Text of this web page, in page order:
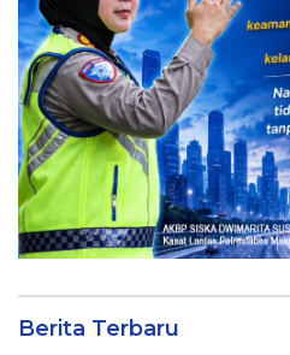
Berita Terbaru